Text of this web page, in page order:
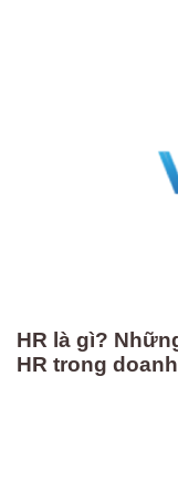
HR là gì?
HR trong